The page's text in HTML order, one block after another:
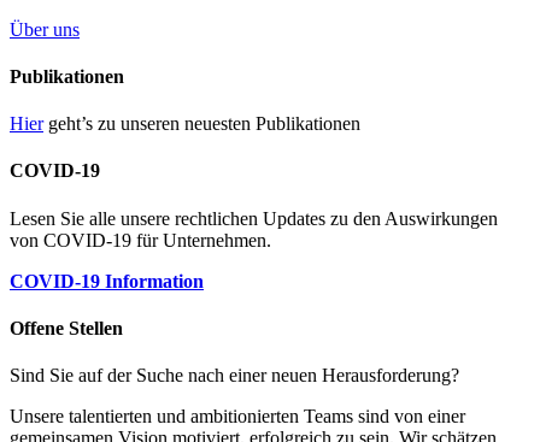
Über uns
Publikationen
Hiergeht’s zu unseren neuesten Publikationen
COVID-19
Lesen Sie alle unsere rechtlichen Updates zu den Auswirkungen
von COVID-19 für Unternehmen.
COVID-19 Information
Offene Stellen
Sind Sie auf der Suche nach einer neuen Herausforderung?
Unsere talentierten und ambitionierten Teams sind von einer